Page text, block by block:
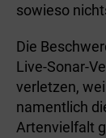
sowieso
Die
Live-Sonar-
verletzen,
namentlich
Artenvielfalt